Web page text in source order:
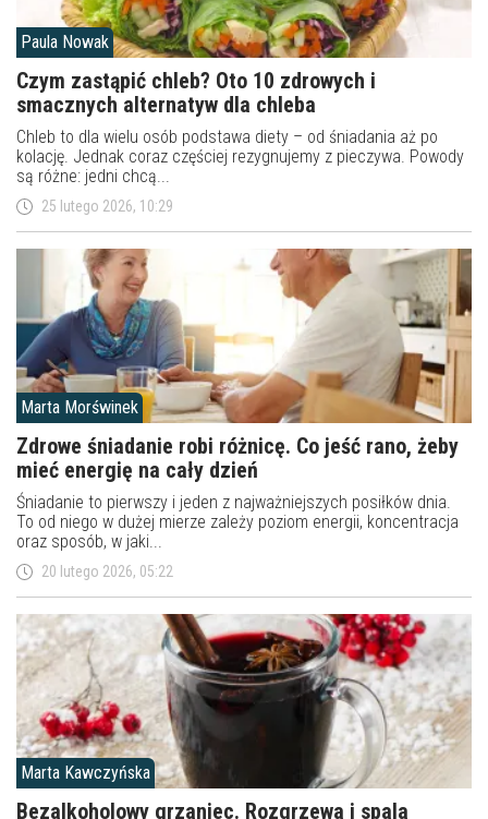
Paula Nowak
Czym zastąpić chleb? Oto 10 zdrowych i
smacznych alternatyw dla chleba
Chleb to dla wielu osób podstawa diety – od śniadania aż po
kolację. Jednak coraz częściej rezygnujemy z pieczywa. Powody
są różne: jedni chcą...
25 lutego 2026, 10:29
Marta Morświnek
Zdrowe śniadanie robi różnicę. Co jeść rano, żeby
mieć energię na cały dzień
Śniadanie to pierwszy i jeden z najważniejszych posiłków dnia.
To od niego w dużej mierze zależy poziom energii, koncentracja
oraz sposób, w jaki...
20 lutego 2026, 05:22
Marta Kawczyńska
Bezalkoholowy grzaniec. Rozgrzewa i spala